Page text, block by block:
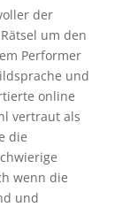
der
um den
Performer
und
online
vertraut als
die
wenn die
und